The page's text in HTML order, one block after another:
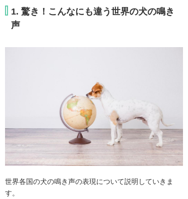
1. 驚き！こんなにも違う世界の犬の鳴き
声
世界各国の犬の鳴き声の表現について説明していきま
す。